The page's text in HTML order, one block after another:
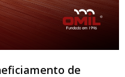
de